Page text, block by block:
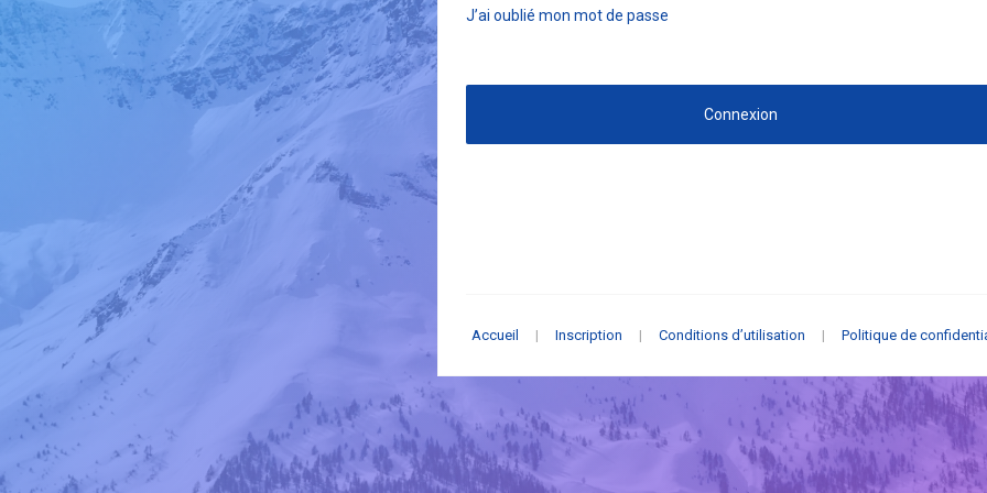
J’ai oublié mon mot de passe
Connexion
Accueil | Inscription | Conditions d’utilisation | Politique de